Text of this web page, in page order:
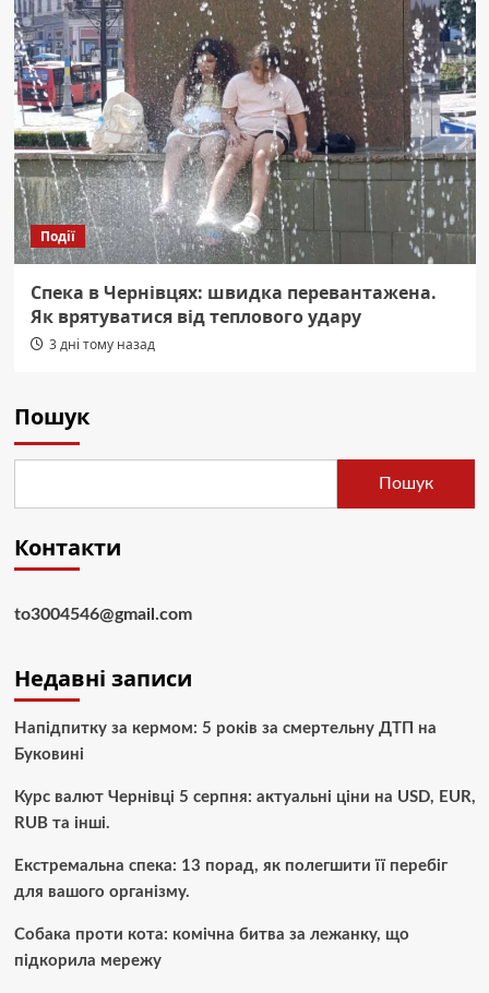
Події
Спека в Чернівцях: швидка перевантажена.
Як врятуватися від теплового удару
3 дні тому назад
Пошук
Пошук
Контакти
to3004546@gmail.com
Недавні записи
Напідпитку за кермом: 5 років за смертельну ДТП на
Буковині
Курс валют Чернівці 5 серпня: актуальні ціни на USD, EUR,
RUB та інші.
Екстремальна спека: 13 порад, як полегшити її перебіг
для вашого організму.
Собака проти кота: комічна битва за лежанку, що
підкорила мережу